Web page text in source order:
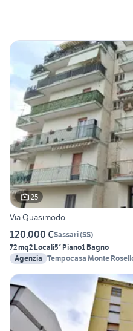
25
Via Quasimodo
120.000 €Sassari(SS)
72 mq2 Locali5° Piano1 Bagno
Agenzia Tempocasa Monte